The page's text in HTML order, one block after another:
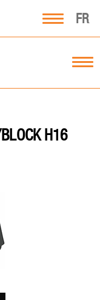
FR
H16